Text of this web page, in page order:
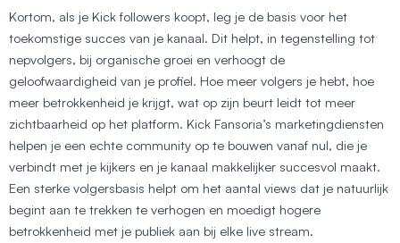
Kortom, als je Kick followers koopt, leg je de basis voor het
toekomstige succes van je kanaal. Dit helpt, in tegenstelling tot
nepvolgers, bij organische groei en verhoogt de
geloofwaardigheid van je profiel. Hoe meer volgers je hebt, hoe
meer betrokkenheid je krijgt, wat op zijn beurt leidt tot meer
zichtbaarheid op het platform. Kick Fansoria’s marketingdiensten
helpen je een echte community op te bouwen vanaf nul, die je
verbindt met je kijkers en je kanaal makkelijker succesvol maakt.
Een sterke volgersbasis helpt om het aantal views dat je natuurlijk
begint aan te trekken te verhogen en moedigt hogere
betrokkenheid met je publiek aan bij elke live stream.